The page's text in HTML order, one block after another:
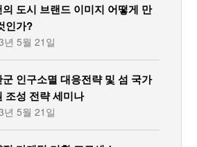
의 도시 브랜드 이미지 어떻게 만
인가?
년 5월 21일
군 인구소멸 대응전략 및 섬 국가
조성 전략 세미나
년 5월 21일